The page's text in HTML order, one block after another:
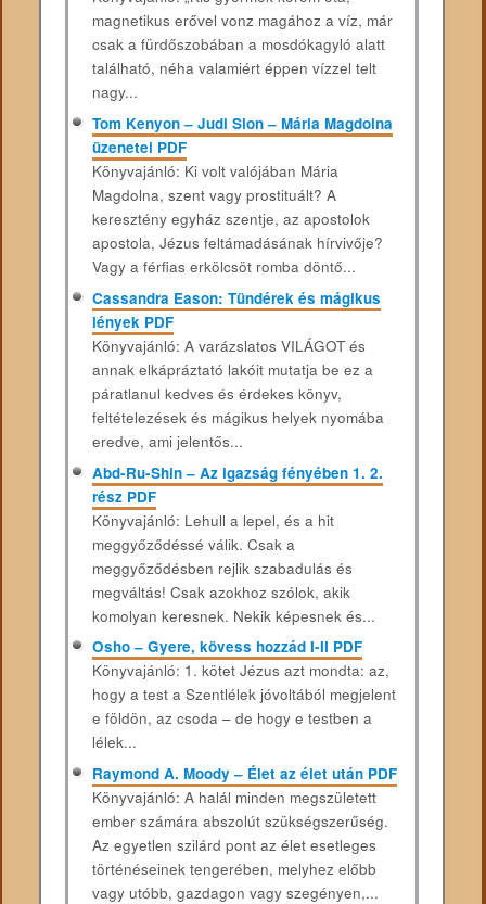
magnetikus erővel vonz magához a víz, már
csak a fürdőszobában a mosdókagyló alatt
található, néha valamiért éppen vízzel telt
nagy...
Tom Kenyon – Judi Sion – Mária Magdolna
üzenetei PDF
Könyvajánló: Ki volt valójában Mária
Magdolna, szent vagy prostituált? A
keresztény egyház szentje, az apostolok
apostola, Jézus feltámadásának hírvivője?
Vagy a férfias erkölcsöt romba döntő...
Cassandra Eason: Tündérek és mágikus
lények PDF
Könyvajánló: A varázslatos VILÁGOT és
annak elkápráztató lakóit mutatja be ez a
páratlanul kedves és érdekes könyv,
feltételezések és mágikus helyek nyomába
eredve, ami jelentős...
Abd-Ru-Shin – Az igazság fényében 1. 2.
rész PDF
Könyvajánló: Lehull a lepel, és a hit
meggyőződéssé válik. Csak a
meggyőződésben rejlik szabadulás és
megváltás! Csak azokhoz szólok, akik
komolyan keresnek. Nekik képesnek és...
Osho – Gyere, kövess hozzád I-II PDF
Könyvajánló: 1. kötet Jézus azt mondta: az,
hogy a test a Szentlélek jóvoltából megjelent
e földön, az csoda – de hogy e testben a
lélek...
Raymond A. Moody – Élet az élet után PDF
Könyvajánló: A halál minden megszületett
ember számára abszolút szükségszerűség.
Az egyetlen szilárd pont az élet esetleges
történéseinek tengerében, melyhez előbb
vagy utóbb, gazdagon vagy szegényen,...